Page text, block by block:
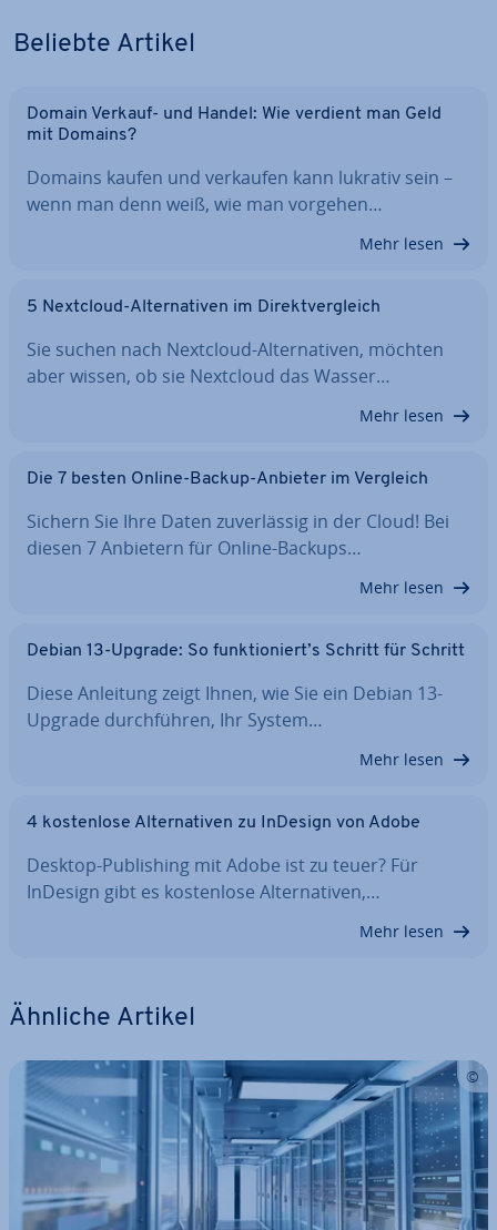
Beliebte Artikel
Domain Verkauf- und Handel: Wie verdient man Geld
mit Domains?
Domains kaufen und verkaufen kann lukrativ sein –
wenn man denn weiß, wie man vorgehen…
Mehr lesen
5 Nextcloud-Al­ter­na­ti­ven im Di­rekt­ver­gleich
Sie suchen nach Nextcloud-Al­ter­na­ti­ven, möchten
aber wissen, ob sie Nextcloud das Wasser…
Mehr lesen
Die 7 besten Online-Backup-Anbieter im Vergleich
Sichern Sie Ihre Daten zu­ver­läs­sig in der Cloud! Bei
diesen 7 Anbietern für Online-Backups…
Mehr lesen
Debian 13-Upgrade: So funk­tio­niert’s Schritt für Schritt
Diese Anleitung zeigt Ihnen, wie Sie ein Debian 13-
Upgrade durch­füh­ren, Ihr System…
Mehr lesen
4 kos­ten­lo­se Al­ter­na­ti­ven zu InDesign von Adobe
Desktop-Pu­bli­shing mit Adobe ist zu teuer? Für
InDesign gibt es kos­ten­lo­se Al­ter­na­ti­ven,…
Mehr lesen
Ähnliche Artikel